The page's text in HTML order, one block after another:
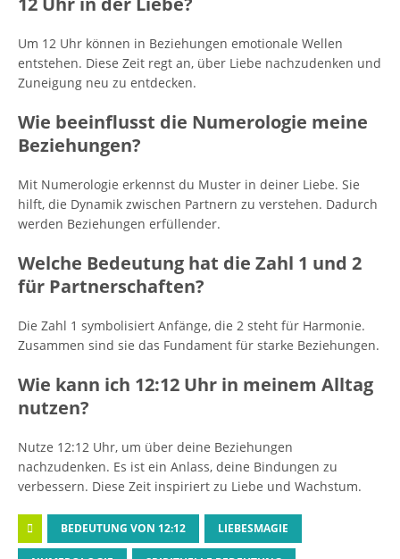
Um 12 Uhr können in Beziehungen emotionale Wellen
entstehen. Diese Zeit regt an, über Liebe nachzudenken und
Zuneigung neu zu entdecken.
Wie beeinflusst die Numerologie meine
Beziehungen?
Mit Numerologie erkennst du Muster in deiner Liebe. Sie
hilft, die Dynamik zwischen Partnern zu verstehen. Dadurch
werden Beziehungen erfüllender.
Welche Bedeutung hat die Zahl 1 und 2
für Partnerschaften?
Die Zahl 1 symbolisiert Anfänge, die 2 steht für Harmonie.
Zusammen sind sie das Fundament für starke Beziehungen.
Wie kann ich 12:12 Uhr in meinem Alltag
nutzen?
Nutze 12:12 Uhr, um über deine Beziehungen
nachzudenken. Es ist ein Anlass, deine Bindungen zu
verbessern. Diese Zeit inspiriert zu Liebe und Wachstum.
BEDEUTUNG VON 12:12 LIEBESMAGIE